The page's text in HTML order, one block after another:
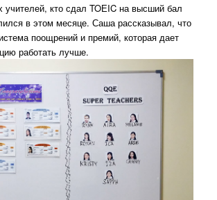
учителей, кто сдал TOЕIC на высший бал
в этом месяце. Саша рассказывал, что
поощрений и премий, которая дает
работать лучше.